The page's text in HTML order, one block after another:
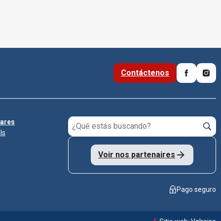
Contáctenos
Voir nos partenaires
Pago seguro